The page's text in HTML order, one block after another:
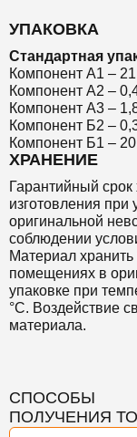
УПАКОВКА
Стандартная
Компонент А1 –
Компонент А2 –
Компонент А3 –
Компонент Б2 –
Компонент Б1 – 20
ХРАНЕНИЕ
Гарантийный
изготовления при
оригинальной
соблюдении
Материал хранить
помещениях в
упаковке при
°С. Воздействие
материала.
СПОСОБЫ
ПОЛУЧЕНИЯ